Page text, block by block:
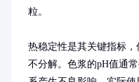
粒。
热稳定性是其关键指标
不分解。色浆的pH值通